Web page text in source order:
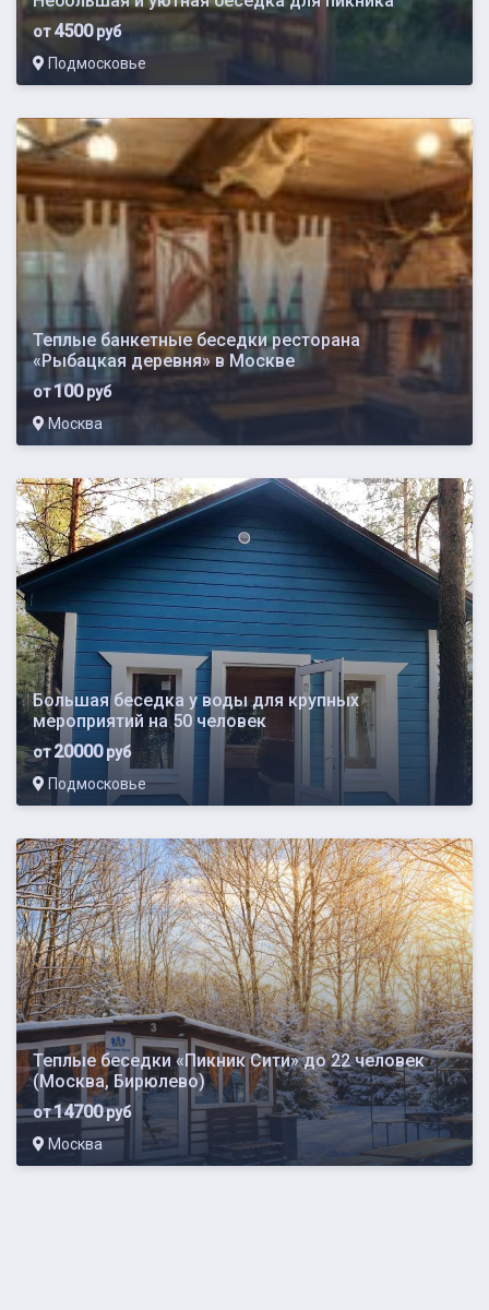
от4500руб
Подмосковье
Теплые банкетные беседки ресторана
«Рыбацкая деревня» в Москве
от100руб
Москва
Большая беседка у воды для крупных
мероприятий на 50 человек
от20000руб
Подмосковье
Теплые беседки «Пикник Сити» до 22 человек
(Москва, Бирюлево)
от14700руб
Москва